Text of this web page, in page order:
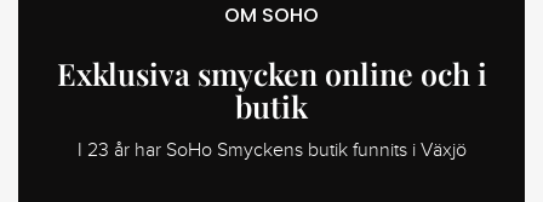
OM SOHO
Exklusiva smycken online och i
butik
I 23 år har SoHo Smyckens butik funnits i Växjö